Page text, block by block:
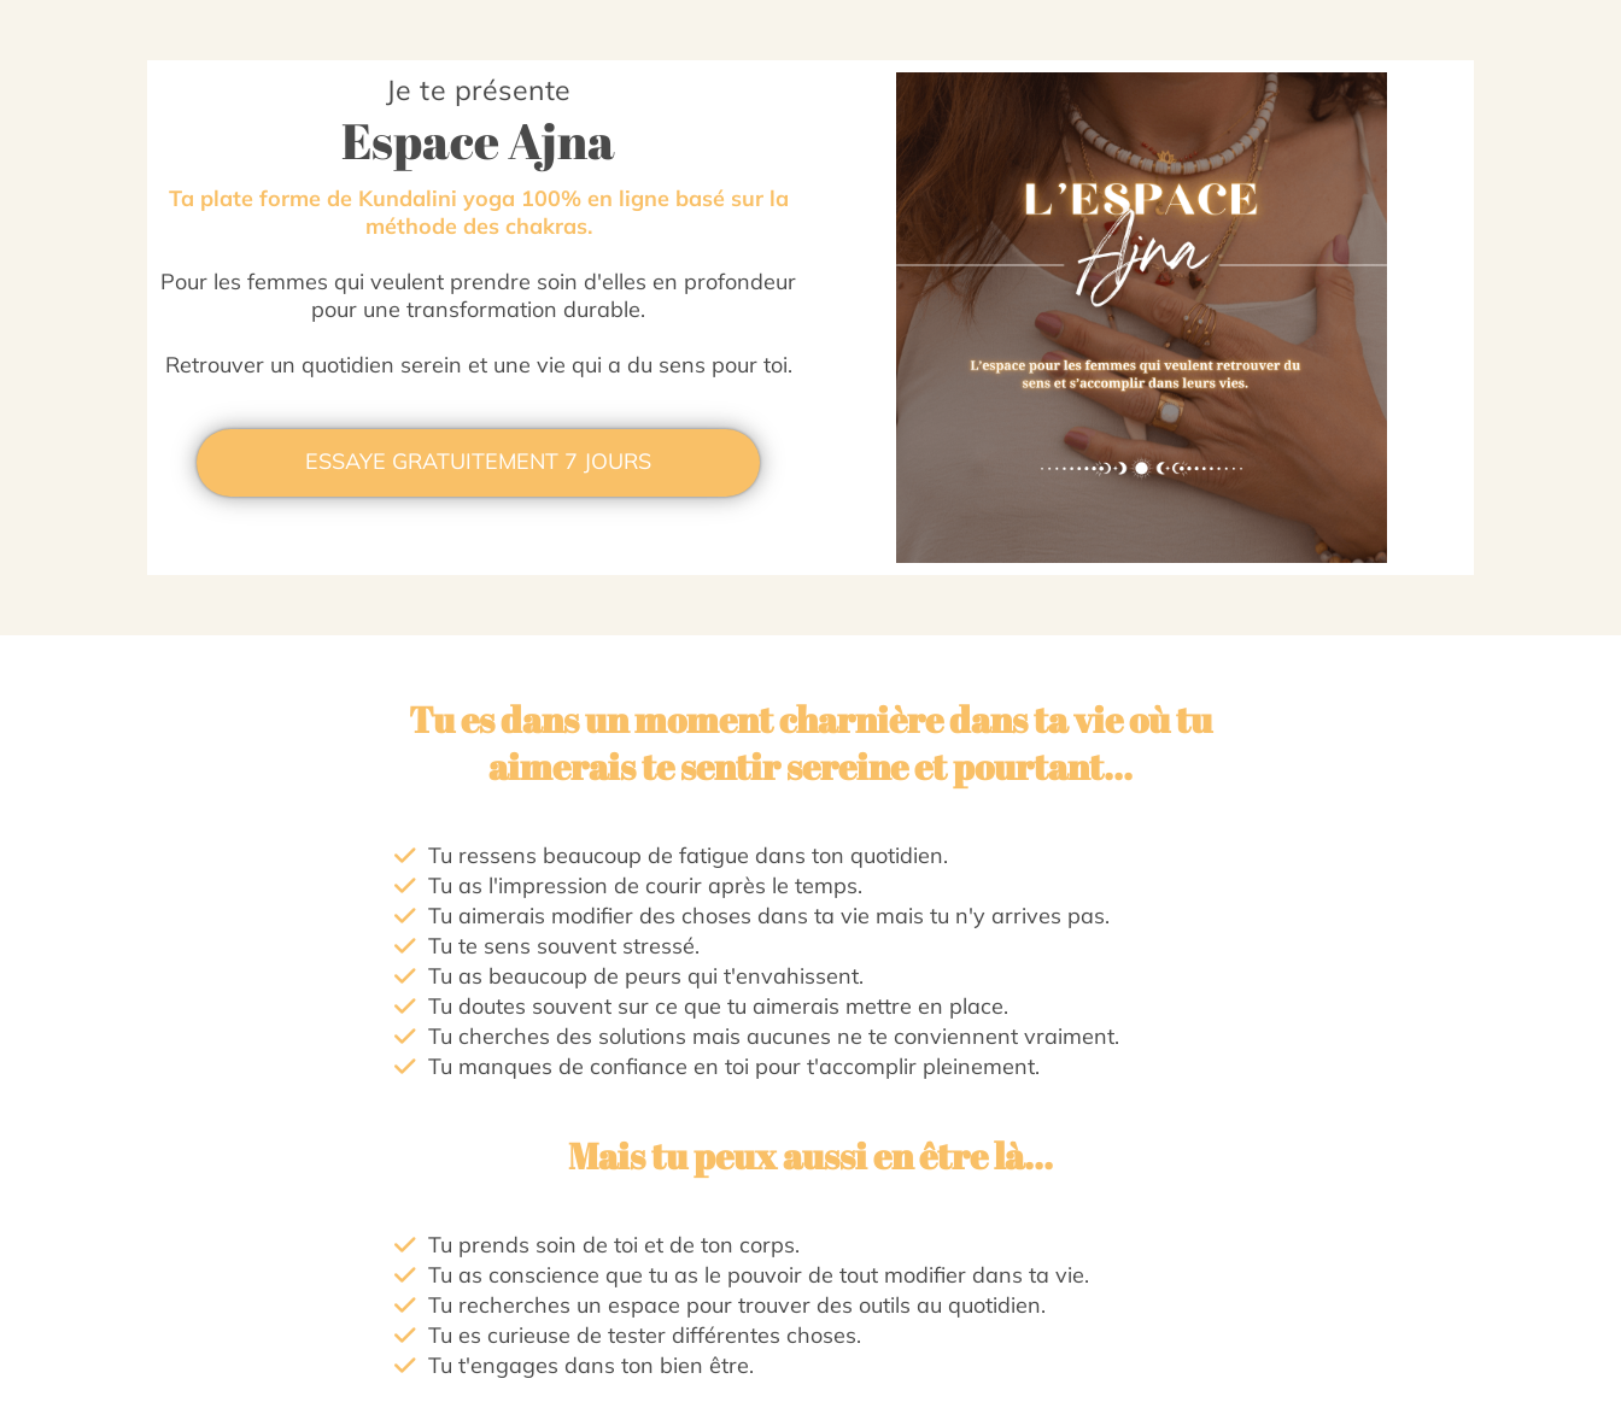
Je te présente
Espace Ajna
Ta plate forme de Kundalini yoga 100% en ligne basé sur la
méthode des chakras.
Pour les femmes qui veulent prendre soin d'elles en profondeur
pour une transformation durable.
Retrouver un quotidien serein et une vie qui a du sens pour toi.
ESSAYE GRATUITEMENT 7 JOURS
Tu es dans un moment charnière dans ta vie où tu
aimerais te sentir sereine et pourtant...
Tu ressens beaucoup de fatigue dans ton quotidien.
Tu as l'impression de courir après le temps.
Tu aimerais modifier des choses dans ta vie mais tu n'y arrives pas.
Tu te sens souvent stressé.
Tu as beaucoup de peurs qui t'envahissent.
Tu doutes souvent sur ce que tu aimerais mettre en place.
Tu cherches des solutions mais aucunes ne te conviennent vraiment.
Tu manques de confiance en toi pour t'accomplir pleinement.
Mais tu peux aussi en être là...
Tu prends soin de toi et de ton corps.
Tu as conscience que tu as le pouvoir de tout modifier dans ta vie.
Tu recherches un espace pour trouver des outils au quotidien.
Tu es curieuse de tester différentes choses.
Tu t'engages dans ton bien être.